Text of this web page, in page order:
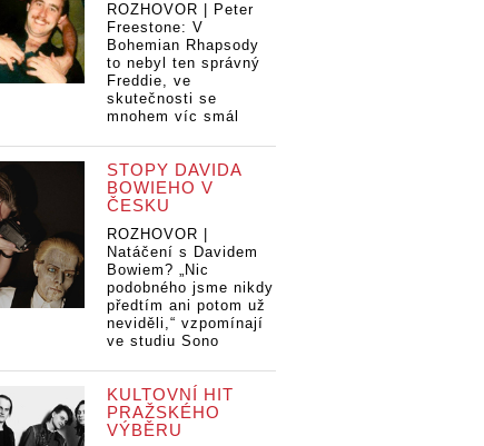
ROZHOVOR | Peter
Freestone: V
Bohemian Rhapsody
to nebyl ten správný
Freddie, ve
skutečnosti se
mnohem víc smál
STOPY DAVIDA
BOWIEHO V
ČESKU
ROZHOVOR |
Natáčení s Davidem
Bowiem? „Nic
podobného jsme nikdy
předtím ani potom už
neviděli,“ vzpomínají
ve studiu Sono
KULTOVNÍ HIT
PRAŽSKÉHO
VÝBĚRU